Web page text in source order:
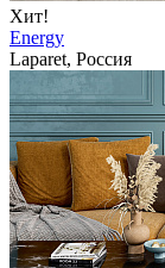
Хит!
Energy
Laparet, Россия